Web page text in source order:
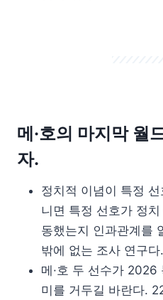
메·호의 마지막 월
자.
정치적 이념이 특정
니면 특정 선호가 정
동했는지 인과관계를
밖에 없는 조사 연구다.
메·호 두 선수가 2026
미를 거두길 바란다.